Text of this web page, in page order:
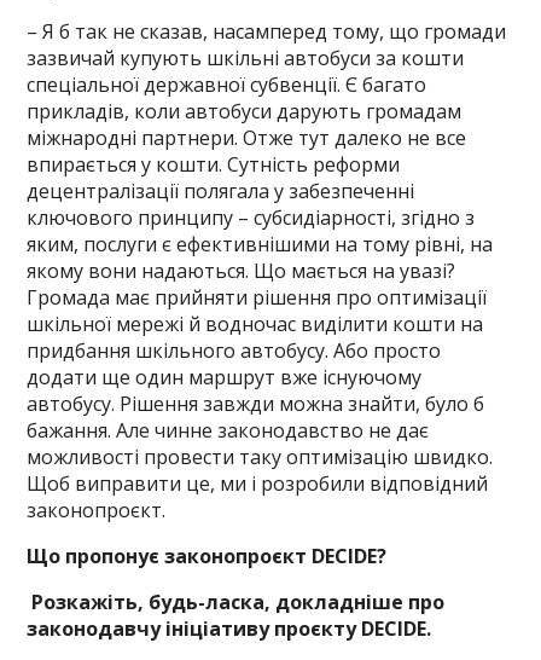
– Я б так не сказав, насамперед тому, що громади
зазвичай купують шкільні автобуси за кошти
спеціальної державної субвенції. Є багато
прикладів, коли автобуси дарують громадам
міжнародні партнери. Отже тут далеко не все
впирається у кошти. Сутність реформи
децентралізації полягала у забезпеченні
ключового принципу – субсидіарності, згідно з
яким, послуги є ефективнішими на тому рівні, на
якому вони надаються. Що мається на увазі?
Громада має прийняти рішення про оптимізації
шкільної мережі й водночас виділити кошти на
придбання шкільного автобусу. Або просто
додати ще один маршрут вже існуючому
автобусу. Рішення завжди можна знайти, було б
бажання. Але чинне законодавство не дає
можливості провести таку оптимізацію швидко.
Щоб виправити це, ми і розробили відповідний
законопроєкт.
Що пропонує законопроєкт DECIDE?
Розкажіть, будь-ласка, докладніше про
законодавчу ініціативу проєкту DECIDE.